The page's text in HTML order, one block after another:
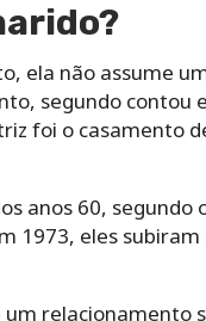
ela não assume
segundo contou
foi o casamento
anos 60,
1973, eles
relacionamento